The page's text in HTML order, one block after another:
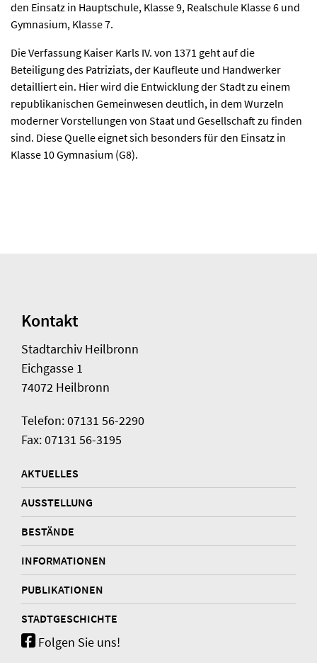
den Einsatz in Hauptschule, Klasse 9, Realschule Klasse 6 und
Gymnasium, Klasse 7.
Die Verfassung Kaiser Karls IV. von 1371 geht auf die
Beteiligung des Patriziats, der Kaufleute und Handwerker
detailliert ein. Hier wird die Entwicklung der Stadt zu einem
republikanischen Gemeinwesen deutlich, in dem Wurzeln
moderner Vorstellungen von Staat und Gesellschaft zu finden
sind. Diese Quelle eignet sich besonders für den Einsatz in
Klasse 10 Gymnasium (G8).
Kontakt
Stadtarchiv Heilbronn
Eichgasse 1
74072 Heilbronn
Telefon: 07131 56-2290
Fax: 07131 56-3195
AKTUELLES
AUSSTELLUNG
BESTÄNDE
INFORMATIONEN
PUBLIKATIONEN
STADTGESCHICHTE
Folgen Sie uns!